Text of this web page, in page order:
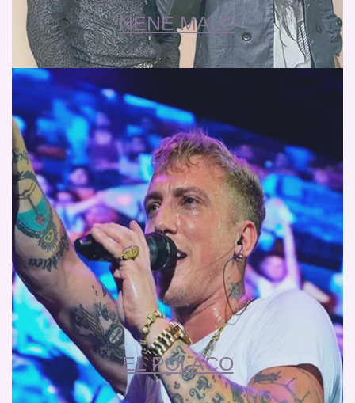
NENE MALO
EL POLACO